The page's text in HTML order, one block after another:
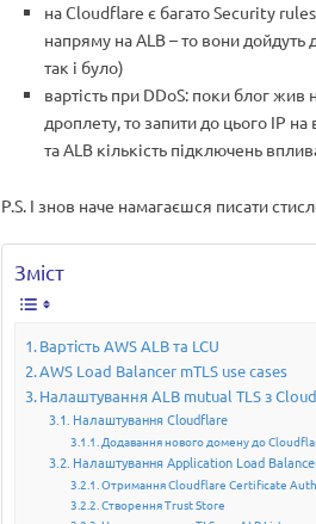
на Cloudflare є багато Security
напряму на ALB – то вони дойдуть
так і було)
вартість при DDoS: поки блог
дроплету, то запити до цього IP
та ALB кількість підключень
P.S. І знов наче намагаєшся писати
Зміст
Вартість AWS ALB та LCU
AWS Load Balancer mTLS use cases
Налаштування ALB mutual TLS з
Налаштування Cloudflare
Додавання нового домену до
Налаштування Application Load
Отримання Cloudflare Certificate
Створення Trust Store